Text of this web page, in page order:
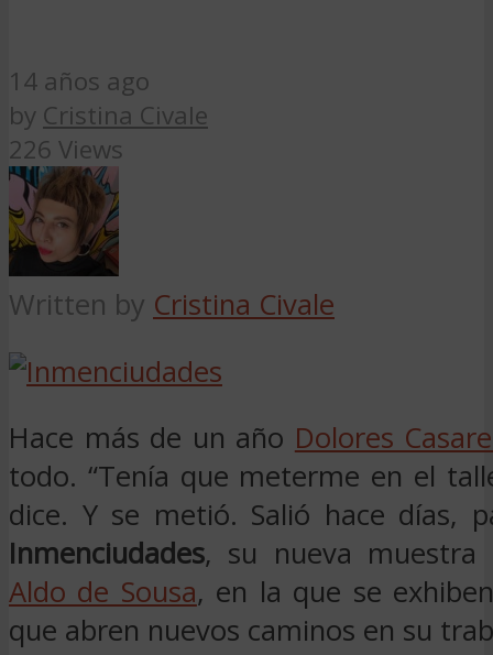
14 años ago
by Cristina Civale
226 Views
Written by Cristina Civale
Hace más de un año Dolores
todo. “Tenía que meterme en el
dice. Y se metió. Salió hace días,
Inmenciudades, su nueva
Aldo de Sousa, en la que se
que abren nuevos caminos en su